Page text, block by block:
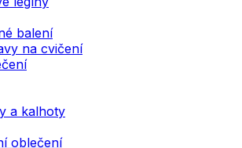
balení
na cvičení
a kalhoty
oblečení